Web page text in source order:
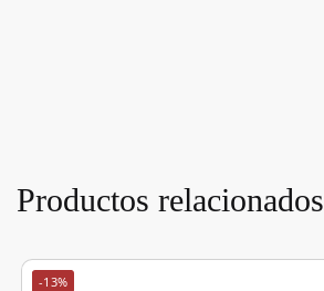
Productos relacionados
-13%